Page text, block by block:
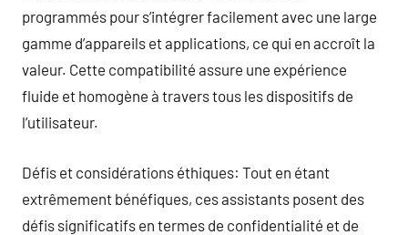
programmés pour s’intégrer facilement avec une large
gamme d’appareils et applications, ce qui en accroît la
valeur. Cette compatibilité assure une expérience
fluide et homogène à travers tous les dispositifs de
l’utilisateur.
Défis et considérations éthiques: Tout en étant
extrêmement bénéfiques, ces assistants posent des
défis significatifs en termes de confidentialité et de